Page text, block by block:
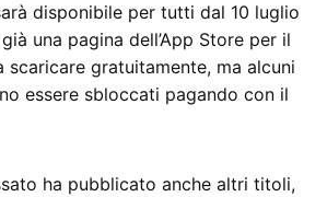
disponibile per tutti dal 10 luglio
una pagina dell’App Store per il
gratuitamente, ma alcuni
essere sbloccati pagando con il
ha pubblicato anche altri titoli,